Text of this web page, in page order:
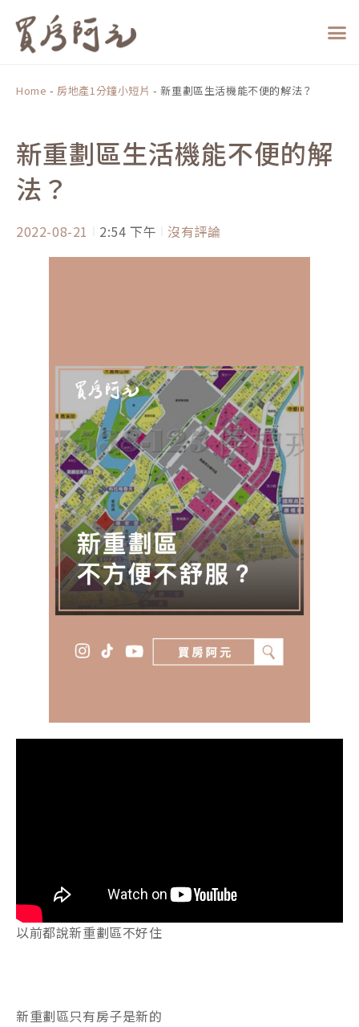
Home - 房地產1分鐘小短片 -新重劃區生活機能不便的解法？
新重劃區生活機能不便的解
法？
2022-08-21 2:54 下午 沒有評論
以前都說新重劃區不好住
新重劃區只有房子是新的